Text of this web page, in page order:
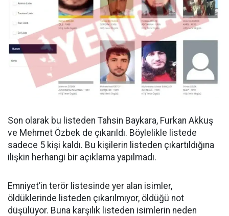
Son olarak bu listeden Tahsin Baykara, Furkan Akkuş
ve Mehmet Özbek de çıkarıldı. Böylelikle listede
sadece 5 kişi kaldı. Bu kişilerin listeden çıkartıldığına
ilişkin herhangi bir açıklama yapılmadı.
Emniyet’in terör listesinde yer alan isimler,
öldüklerinde listeden çıkarılmıyor, öldüğü not
düşülüyor. Buna karşılık listeden isimlerin neden